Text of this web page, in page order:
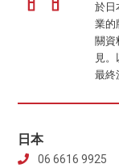
於日
業的
關資
見
最終
日本
06 6616 9925